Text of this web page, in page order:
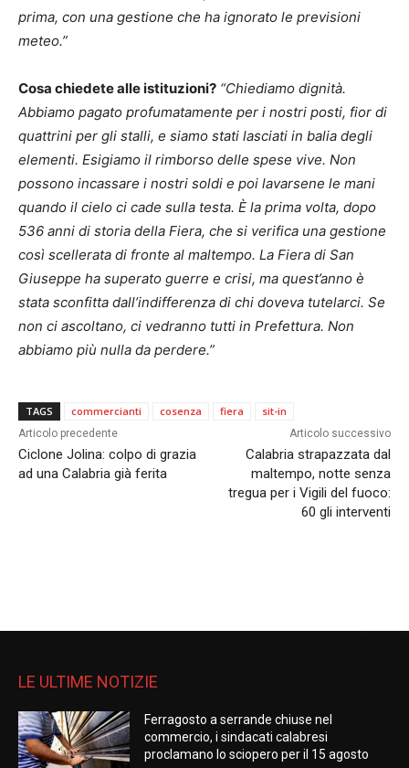
prima, con una gestione che ha ignorato le previsioni
meteo.”
Cosa chiedete alle istituzioni? “Chiediamo dignità.
Abbiamo pagato profumatamente per i nostri posti, fior di
quattrini per gli stalli, e siamo stati lasciati in balia degli
elementi. Esigiamo il rimborso delle spese vive. Non
possono incassare i nostri soldi e poi lavarsene le mani
quando il cielo ci cade sulla testa. È la prima volta, dopo
536 anni di storia della Fiera, che si verifica una gestione
così scellerata di fronte al maltempo. La Fiera di San
Giuseppe ha superato guerre e crisi, ma quest’anno è
stata sconfitta dall’indifferenza di chi doveva tutelarci. Se
non ci ascoltano, ci vedranno tutti in Prefettura. Non
abbiamo più nulla da perdere.”
TAGS commercianti cosenza fiera sit-in
Articolo precedente
Ciclone Jolina: colpo di grazia
ad una Calabria già ferita
Articolo successivo
Calabria strapazzata dal
maltempo, notte senza
tregua per i Vigili del fuoco:
60 gli interventi
LE ULTIME NOTIZIE
Ferragosto a serrande chiuse nel
commercio, i sindacati calabresi
proclamano lo sciopero per il 15 agosto